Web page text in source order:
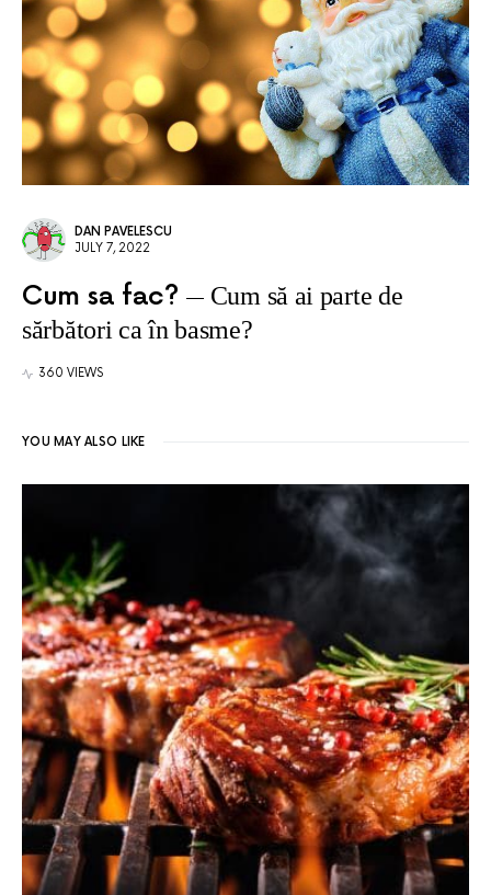
DAN PAVELESCU
JULY 7, 2022
Cum sa fac?
Cum să ai parte de
sărbători ca în basme?
360 VIEWS
YOU MAY ALSO LIKE